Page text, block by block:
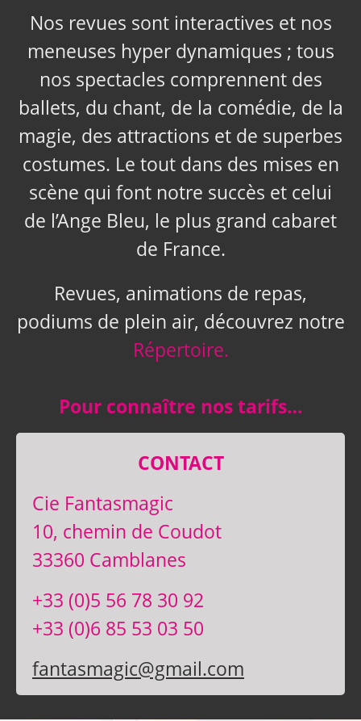
Nos revues sont interactives et nos
meneuses hyper dynamiques ; tous
nos spectacles comprennent des
ballets, du chant, de la comédie, de la
magie, des attractions et de superbes
costumes. Le tout dans des mises en
scène qui font notre succès et celui
de l’Ange Bleu, le plus grand cabaret
de France.
Revues, animations de repas,
podiums de plein air, découvrez notre
Répertoire.
Pour connaître nos tarifs…
CONTACT
Cie Fantasmagic
10, chemin de Coudot
33360 Camblanes
+33 (0)5 56 78 30 92
+33 (0)6 85 53 03 50
fantasmagic@gmail.com